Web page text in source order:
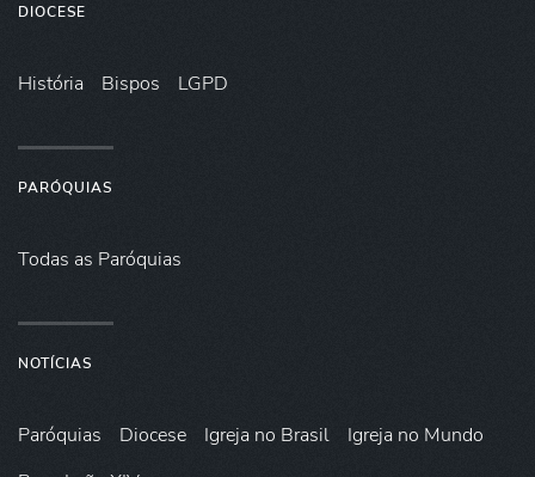
DIOCESE
História Bispos LGPD
PARÓQUIAS
Todas as Paróquias
NOTÍCIAS
Paróquias Diocese Igreja no Brasil
Igreja no Mundo